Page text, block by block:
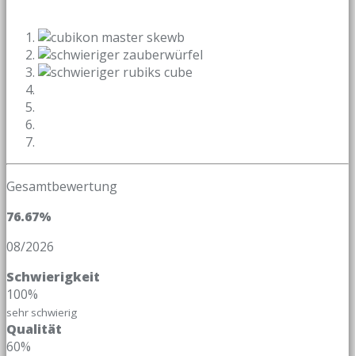
Gesamtbewertung
76.67%
08/2026
Schwierigkeit
100%
sehr schwierig
Qualität
60%